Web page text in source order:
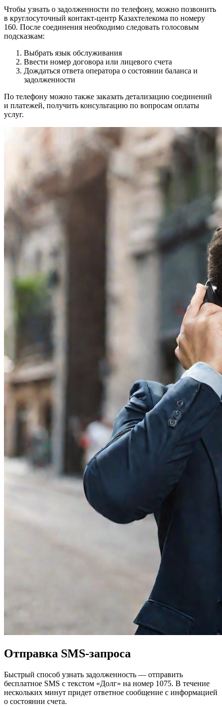
Чтобы узнать о задолженности по телефону, можно позвонить
в круглосуточный контакт-центр Казахтелекома по номеру
160. После соединения необходимо следовать голосовым
подсказкам:
Выбрать язык обслуживания
Ввести номер договора или лицевого счета
Дождаться ответа оператора о состоянии баланса и
задолженности
По телефону можно также заказать детализацию соединений
и платежей, получить консультацию по вопросам оплаты
услуг.
Отправка SMS-запроса
Быстрый способ узнать задолженность — отправить
бесплатное SMS с текстом «Долг» на номер 1075. В течение
нескольких минут придет ответное сообщение с информацией
о состоянии счета.